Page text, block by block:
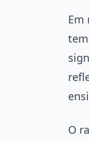
Em
O